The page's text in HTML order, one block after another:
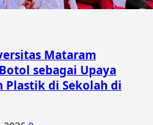
Mataram
sebagai Upaya
Plastik di Sekolah di